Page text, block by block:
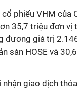
phiếu VHM của
35,7 triệu đơn vị
đương giá trị
sàn HOSE và
giao dịch